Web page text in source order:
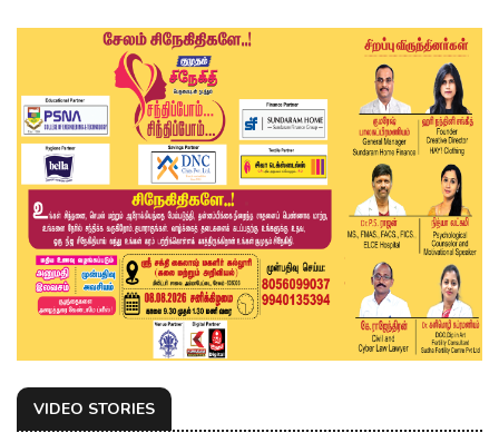
VIDEO STORIES